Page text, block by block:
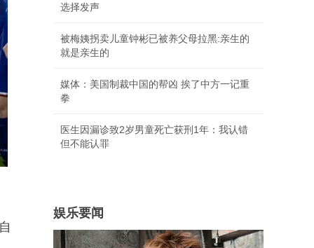
选择发声
被梅姨拐卖儿童钟彬已被养父母拉黑:亲生的
就是亲生的
媒体：美国制裁中国的帮凶 挨了中方一记重
拳
医生因漏诊致2岁男童死亡获刑1年：我认错
但不能认罪
娱乐要闻